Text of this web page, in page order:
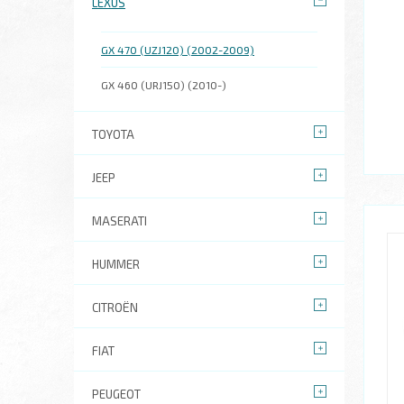
GX 470 (UZJ120) (2002-2009)
GX 460 (URJ150) (2010-)
TOYOTA
JEEP
MASERATI
HUMMER
CITROËN
FIAT
PEUGEOT